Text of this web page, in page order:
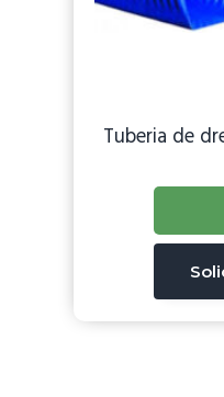
Tuberia de